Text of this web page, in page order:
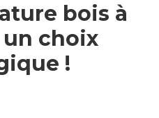
bois à
un choix
!